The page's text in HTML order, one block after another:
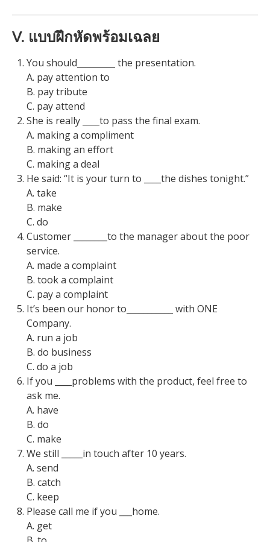
V. แบบฝึกหัดพร้อมเฉลย
You should_________ the presentation.
A. pay attention to
B. pay tribute
C. pay attend
She is really ____to pass the final exam.
A. making a compliment
B. making an effort
C. making a deal
He said: “It is your turn to ____the dishes tonight.”
A. take
B. make
C. do
Customer ________to the manager about the poor
service.
A. made a complaint
B. took a complaint
C. pay a complaint
It’s been our honor to___________ with ONE
Company.
A. run a job
B. do business
C. do a job
If you ____problems with the product, feel free to
ask me.
A. have
B. do
C. make
We still _____in touch after 10 years.
A. send
B. catch
C. keep
Please call me if you ___home.
A. get